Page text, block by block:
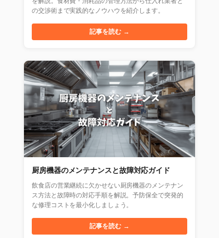
の交渉術まで実践的なノウハウを紹介します。
記事を読む →
厨房機器のメンテナンスと故障対応ガイド
飲食店の営業継続に欠かせない厨房機器のメンテナン
ス方法と故障時の対応手順を解説。予防保全で突発的
な修理コストを最小化しましょう。
記事を読む →